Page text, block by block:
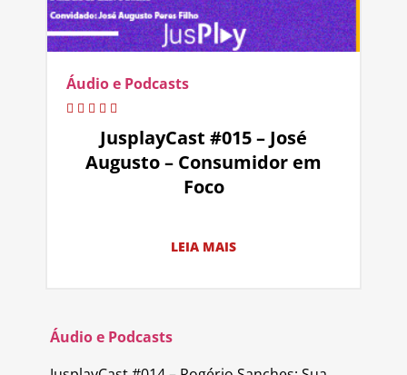
Áudio e Podcasts
JusplayCast #015 – José
Augusto – Consumidor em
Foco
LEIA MAIS
Áudio e Podcasts